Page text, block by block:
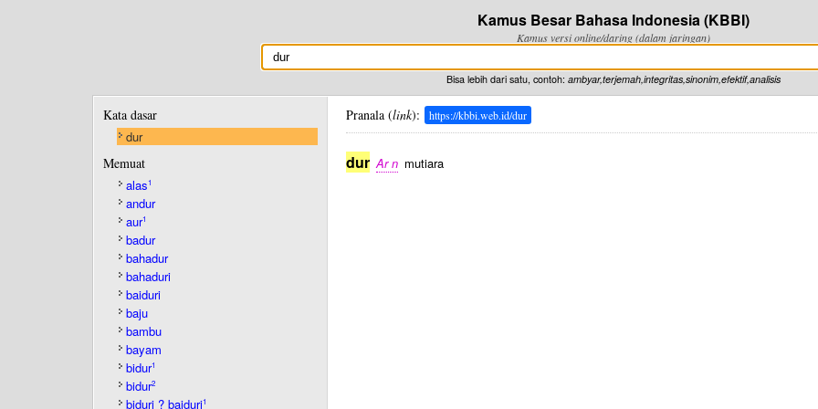
Kamus Besar Bahasa Indonesia (KBBI)
Kamus versi online/daring (dalam jaringan)
Bisa lebih dari satu, contoh: ambyar,terjemah,integritas,sinonim,efektif,analisis
Kata dasar
dur
Memuat
alas1
andur
aur1
badur
bahadur
bahaduri
baiduri
baju
bambu
bayam
bidur1
bidur2
biduri ? baiduri1
Pranala (link): https://kbbi.web.id/dur
dur Ar n mutiara